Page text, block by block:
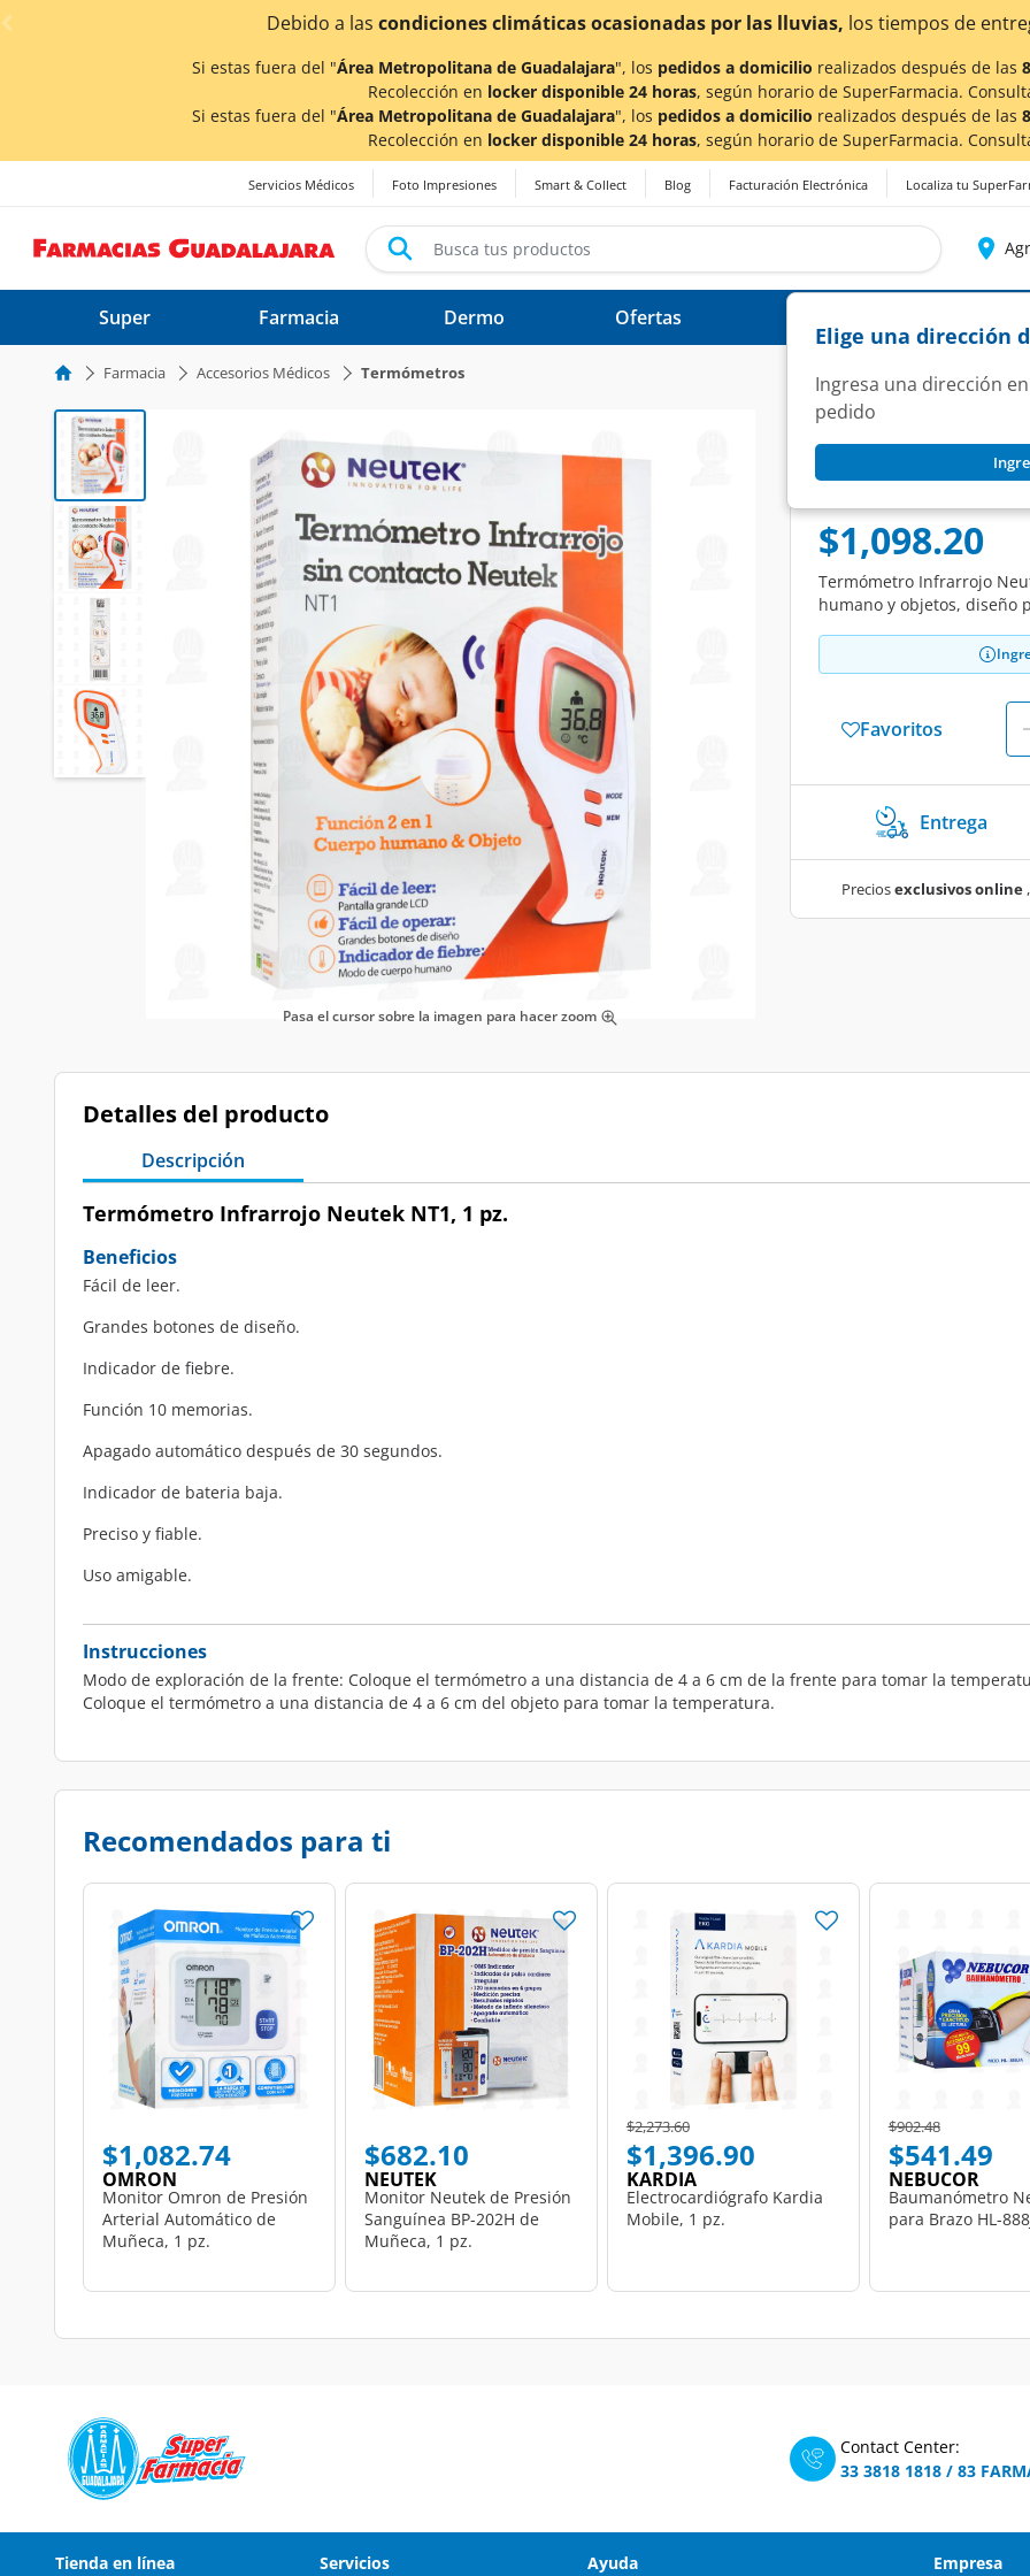
< div class="carousel-inner"> ¡Ahora también en Aguascalientes! Daclic aquípara conocer
Si estas fuera del "Área Metropolitana de Guadalajara", los pedidos a domicilio realizados después de las
Recolección en locker disponible 24 horas, según horario de SuperFarmacia.
Si estas fuera del "Área Metropolitana de Guadalajara", los pedidos a domicilio realizados después de las
Recolección en locker disponible 24 horas, según horario de SuperFarmacia.
Servicios Médicos Foto Impresiones Smart & Collect Blog Facturación Electrónica Localiza tu
Elige una dirección
Ingresa una dirección
pedido
Super Farmacia Dermo Ofertas
Farmacia Accesorios Médicos Termómetros
Pasa el cursor sobre la imagen para hacer zoom
NEUTEK
Termómetro
$1,098.20
Termómetro Infrarrojo
humano y objetos, diseño
Favoritos
Entrega
Preciosexclusivos online,
Detalles del producto
Descripción
Termómetro Infrarrojo Neutek NT1, 1 pz.
Beneficios
Fácil de leer.
Grandes botones de diseño.
Indicador de fiebre.
Función 10 memorias.
Apagado automático después de 30 segundos.
Indicador de bateria baja.
Preciso y fiable.
Uso amigable.
Instrucciones
Modo de exploración de la frente: Coloque el termómetro a una distancia de 4 a 6 cm de la frente para tomar la
Coloque el termómetro a una distancia de 4 a 6 cm del objeto para tomar la temperatura.
Recomendados para ti
$1,082.74
OMRON
Monitor Omron de Presión
Arterial Automático de
Muñeca, 1 pz.
$682.10
NEUTEK
Monitor Neutek de Presión
Sanguínea BP-202H de
Muñeca, 1 pz.
Price reduced from
$2,273.60to
$1,396.90
KARDIA
Electrocardiógrafo Kardia
Mobile, 1 pz.
Price reduced from
$902.48to
$541.49
NEBUCOR
Baumanómetro
para Brazo HL-
Contact Center:
33 3818 1818 / 83
Tienda en línea Servicios Ayuda Empresa